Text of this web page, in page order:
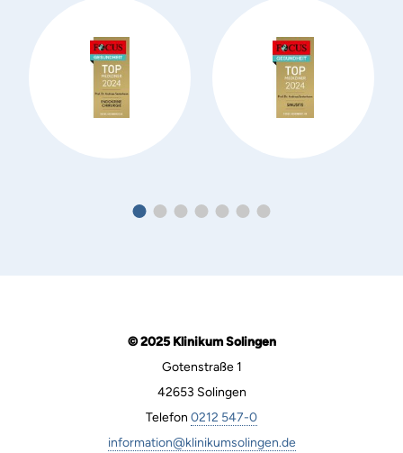
© 2025 Klinikum Solingen
Gotenstraße 1
42653 Solingen
Telefon 0212 547-0
information@klinikumsolingen.de